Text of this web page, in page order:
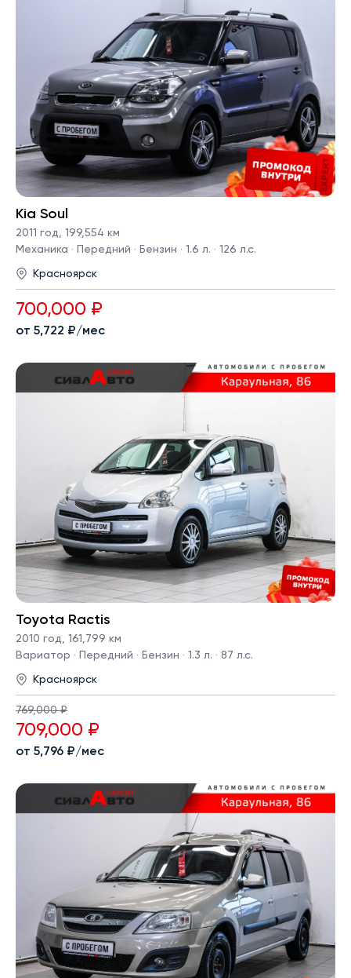
Kia Soul
2011 год
199,554 км
Механика · Передний · Бензин · 1.6 л. · 126 л.с.
Красноярск
700,000 ₽
от 5,722 ₽/мес
Toyota Ractis
2010 год, 161,799 км
Вариатор · Передний · Бензин · 1.3 л. · 87 л.с.
Красноярск
769,000 ₽
709,000 ₽
от 5,796 ₽/мес